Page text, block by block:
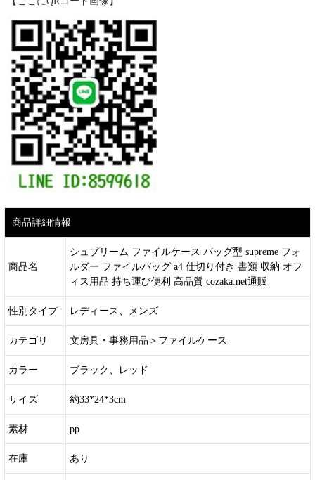
商品詳細情報
商品名
シュプリーム ファイルケース バッグ型 supreme フォ
ルダー ファイルバッグ a4 仕切り付き 書類 収納 オフ
ィス用品 持ち運び便利 高品質 cozaka.net通販
性別タイプ レディース、メンズ
カテゴリ 文房具・事務用品 ＞ ファイルケース
カラー ブラック、レッド
サイズ 約33*24*3cm
素材 pp
在庫 あり